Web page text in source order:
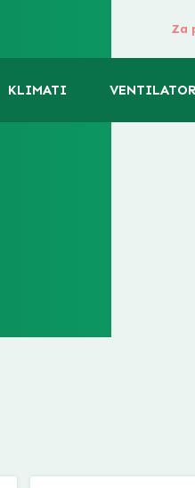
KLIMATI
Za